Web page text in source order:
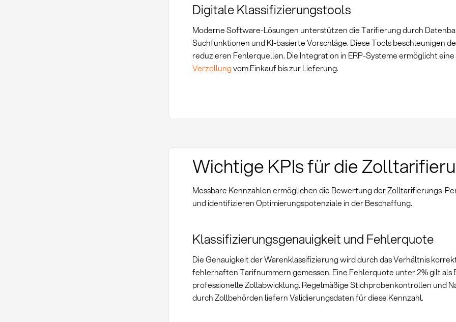
Digitale Klassifizierungstools
Moderne Software-Lösungen unterstützen die Tarifierung durch
Suchfunktionen und KI-basierte Vorschläge. Diese Tools beschleunigen
reduzieren Fehlerquellen. Die Integration in ERP-Systeme ermöglicht
Verzollungvom Einkauf bis zur Lieferung.
Wichtige KPIs für die
Messbare Kennzahlen ermöglichen die Bewertung der Zolltarifierungs-
und identifizieren Optimierungspotenziale in der Beschaffung.
Klassifizierungsgenauigkeit und Fehlerquote
Die Genauigkeit der Warenklassifizierung wird durch das Verhältnis
fehlerhaften Tarifnummern gemessen. Eine Fehlerquote unter 2% gilt als
professionelle Zollabwicklung. Regelmäßige Stichprobenkontrollen und
durch Zollbehörden liefern Validierungsdaten für diese Kennzahl.